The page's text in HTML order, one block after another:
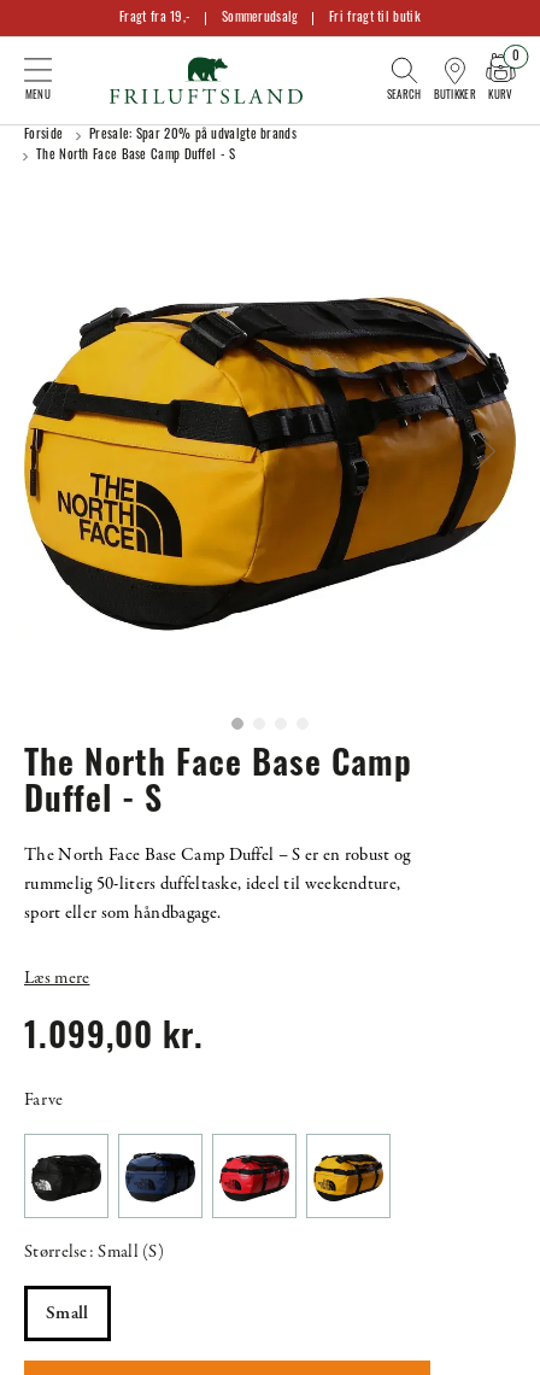
Fragt fra 19,- Sommerudsalg Fri fragt til butik
BUTIKKER KURV
0
Forside
Presale: Spar 20% på udvalgte brands
The North Face Base Camp Duffel - S
The North Face Base Camp
Duffel - S
The North Face Base Camp Duffel – S er en robust og
rummelig 50-liters duffeltaske, ideel til weekendture,
sport eller som håndbagage.
Læs mere
1.099,00 kr.
Farve
Størrelse: Small (S)
Small